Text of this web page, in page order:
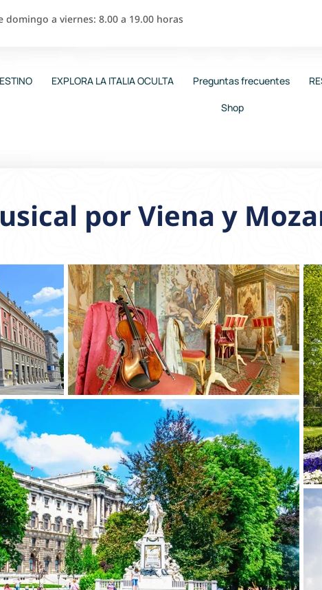
domingo a viernes: 8.00 a 19.00 horas
EXPLORA LA ITALIA OCULTA Preguntas frecuentes
Shop
por Viena y